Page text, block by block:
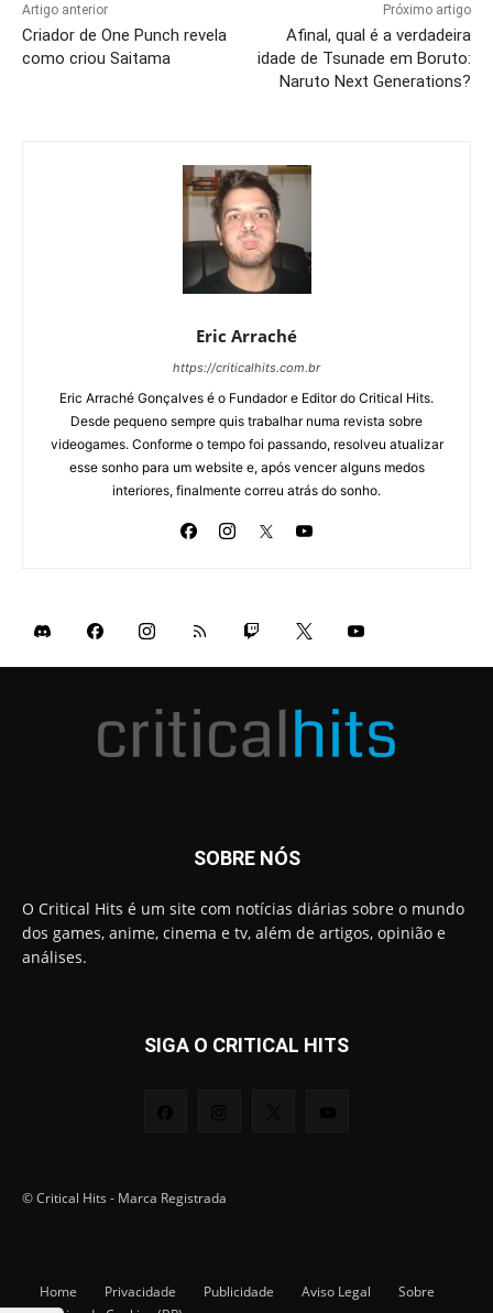
Artigo anterior
Criador de One Punch revela
como criou Saitama
Próximo artigo
Afinal, qual é a verdadeira
idade de Tsunade em Boruto:
Naruto Next Generations?
Eric Arraché
https://criticalhits.com.br
Eric Arraché Gonçalves é o Fundador e Editor do Critical Hits.
Desde pequeno sempre quis trabalhar numa revista sobre
videogames. Conforme o tempo foi passando, resolveu atualizar
esse sonho para um website e, após vencer alguns medos
interiores, finalmente correu atrás do sonho.
SOBRE NÓS
O Critical Hits é um site com notícias diárias sobre o mundo
dos games, anime, cinema e tv, além de artigos, opinião e
análises.
SIGA O CRITICAL HITS
© Critical Hits - Marca Registrada
Home Privacidade Publicidade Aviso Legal
Sobre